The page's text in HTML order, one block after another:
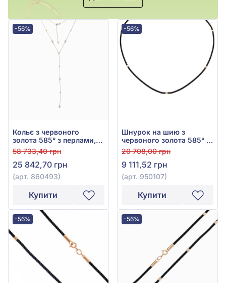
-56%
Кольє з червоного
золота 585° з перлами,
арт. 860493
58 733,40 грн
25 842,70 грн
(арт. 860493)
Купити
-56%
Шнурок на шию з
червоного золота 585° з
чорним текстилем, арт.
950107
20 708,00 грн
9 111,52 грн
(арт. 950107)
Купити
-56% -56%